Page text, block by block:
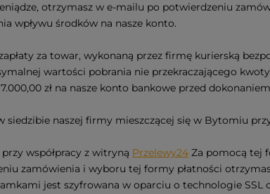
otrzymasz w e-mailu po potwierdzeniu
wpływu środków na nasze konto.
za towar, wykonaną przez firmę kurierską
wartości pobrania nie przekraczającego kwoty
zł na nasze konto bankowe przed
naszej firmy mieszczącej się w Bytomiu
współpracy z witryną Przelewy24 Za pomocą tej
zamówienia i wyboru tej formy płatności
jest szyfrowana w oparciu o technologie SSL